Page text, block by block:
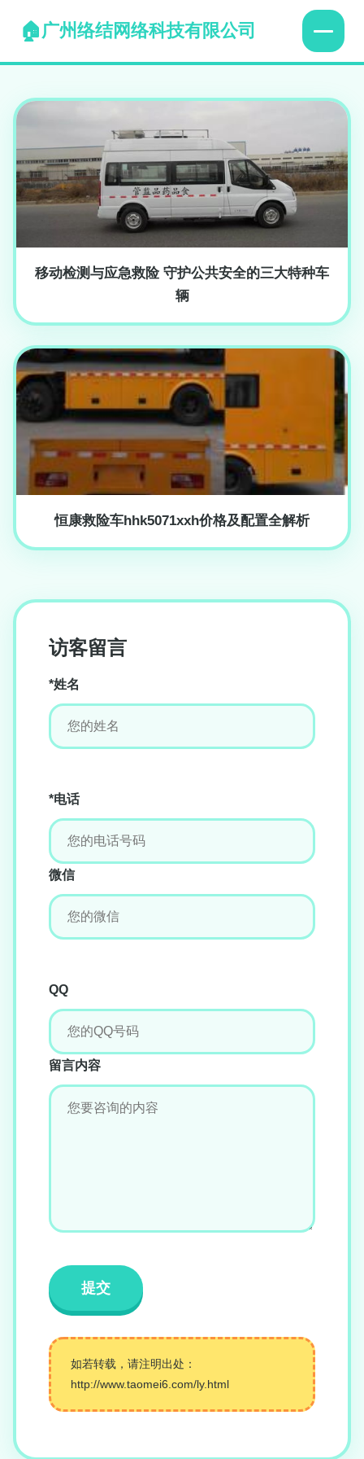
广州络结网络科技有限公司
移动检测与应急救险 守护公共安全的三大特种车
辆
恒康救险车hhk5071xxh价格及配置全解析
访客留言
*姓名
*电话
微信
QQ
留言内容
如若转载，请注明出处：
http://www.taomei6.com/ly.html